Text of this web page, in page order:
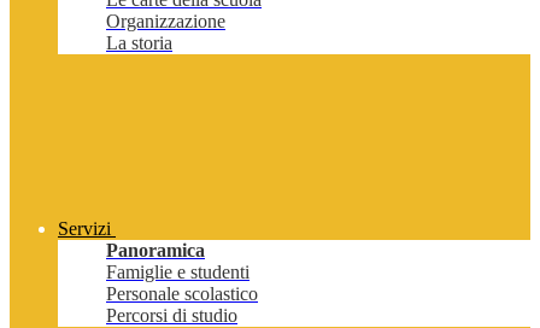
Organizzazione
La storia
Servizi
Panoramica
Famiglie e studenti
Personale scolastico
Percorsi di studio